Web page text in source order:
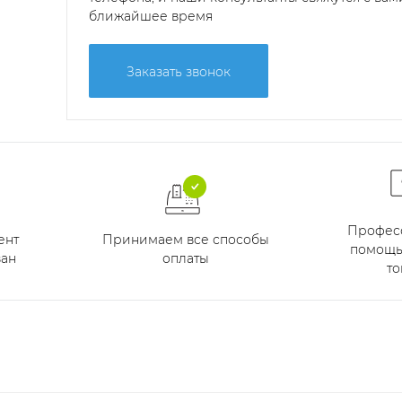
ближайшее время
Заказать звонок
Принимаем все способы
оплаты